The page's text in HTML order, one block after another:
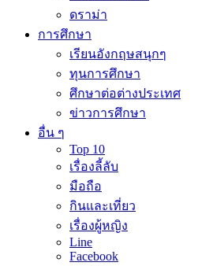
ดราม่า
การศึกษา
เรียนอังกฤษสนุกๆ
ทุนการศึกษา
ศึกษาต่อต่างประเทศ
ข่าวการศึกษา
อื่น ๆ
Top 10
เรื่องลี้ลับ
มือถือ
กินและเที่ยว
เรื่องผู้หญิง
Line
Facebook